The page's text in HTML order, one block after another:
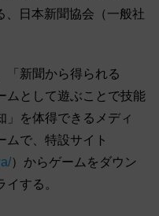
、日本新聞協会（一般社
「新聞から得られる
ムとして遊ぶことで技能
」を体得できるメディ
ムで、特設サイト
）からゲームをダウン
する。